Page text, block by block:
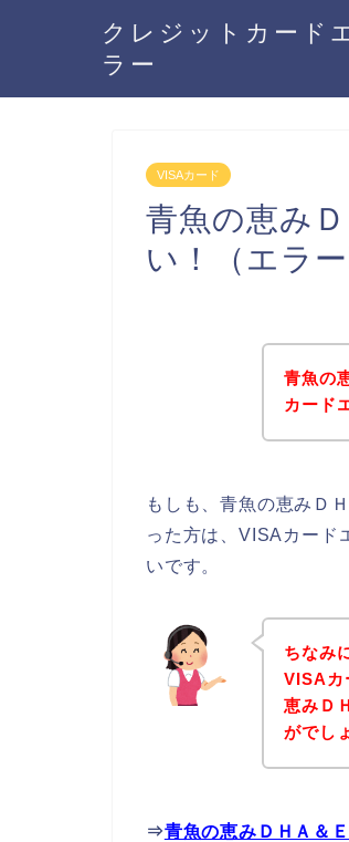
クレジットカード
ラー
VISAカード
青魚の恵み
い！（エラ
青魚の
カード
もしも、青魚の恵みＤ
った方は、VISAカード
いです。
ちなみ
VISAカ
恵みＤ
がでし
⇒青魚の恵みＤＨＡ＆